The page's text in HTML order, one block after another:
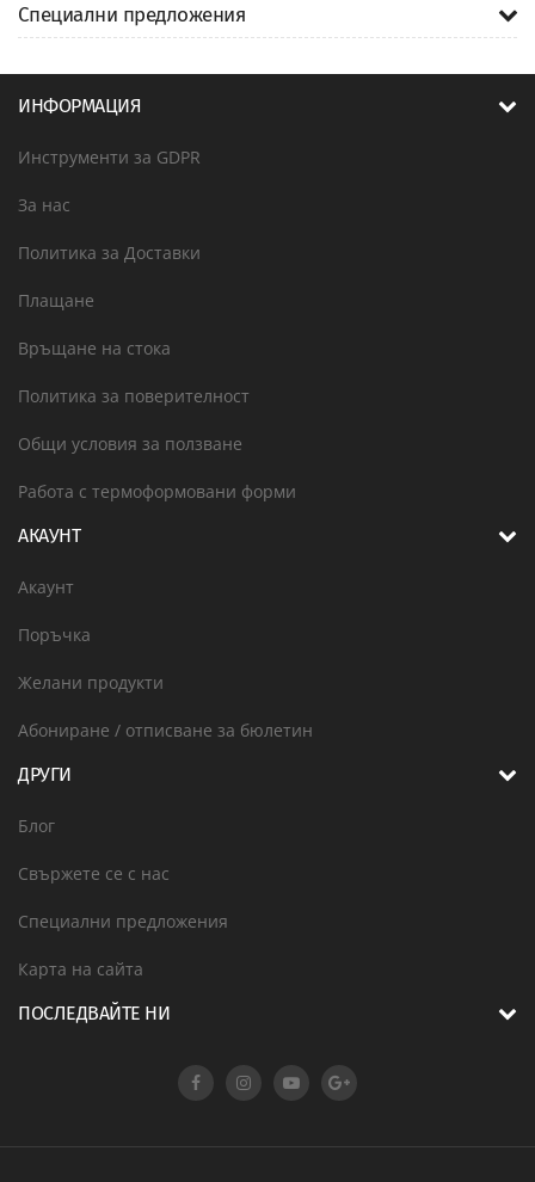
Специални предложения
ИНФОРМАЦИЯ
Инструменти за GDPR
За нас
Политика за Доставки
Плащане
Връщане на стока
Политика за поверителност
Общи условия за ползване
Работа с термоформовани форми
АКАУНТ
Акаунт
Поръчка
Желани продукти
Абониране / отписване за бюлетин
ДРУГИ
Блог
Свържете се с нас
Специални предложения
Карта на сайта
ПОСЛЕДВАЙТЕ НИ